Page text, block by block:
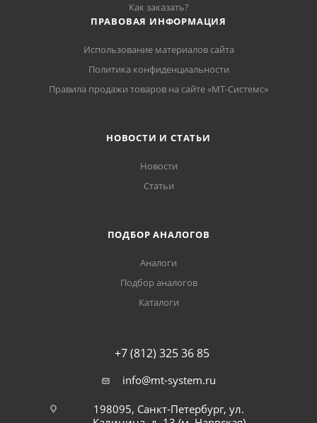
Как заказать?
ПРАВОВАЯ ИНФОРМАЦИЯ
Использование материалов сайта
Политика конфиденциальности
Правила продажи товаров на сайте «МТ-Системс»
НОВОСТИ И СТАТЬИ
Новости
Статьи
ПОДБОР АНАЛОГОВ
Аналоги
Подбор аналогов
Каталоги
+7 (812) 325 36 85
info@mt-system.ru
198095, Санкт-Петербург, ул.